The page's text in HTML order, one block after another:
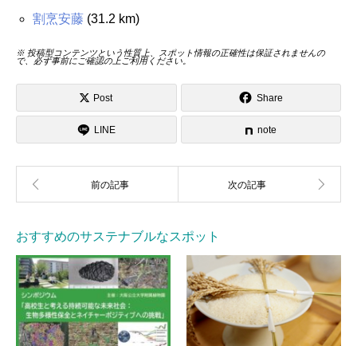
割烹安藤(31.2 km)
※ 投稿型コンテンツという性質上、スポット情報の正確性は保証されませんの
で、必ず事前にご確認の上ご利用ください。
Post Share
LINE note
おすすめのサステナブルなスポット